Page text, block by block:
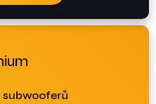
subwooferů